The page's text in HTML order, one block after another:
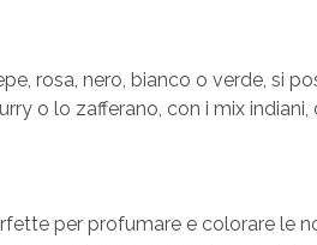
rosa, nero, bianco o verde, si
o lo zafferano, con i mix
per profumare e colorare le